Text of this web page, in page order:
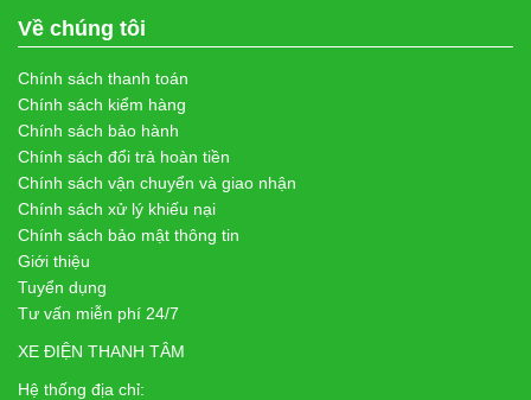
Về chúng tôi
Chính sách thanh toán
Chính sách kiểm hàng
Chính sách bảo hành
Chính sách đổi trả hoàn tiền
Chính sách vận chuyển và giao nhận
Chính sách xử lý khiếu nại
Chính sách bảo mật thông tin
Giới thiệu
Tuyển dụng
Tư vấn miễn phí 24/7
XE ĐIỆN THANH TÂM
Hệ thống địa chỉ: